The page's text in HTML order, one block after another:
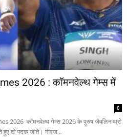
2026 : कॉमनवेल्थ गेम्स में
0
2026 कॉमनवेल्थ गेम्स 2026 के पुरुष जैवलिन थ्रो
हुए दो पदक जीते। नीरज...